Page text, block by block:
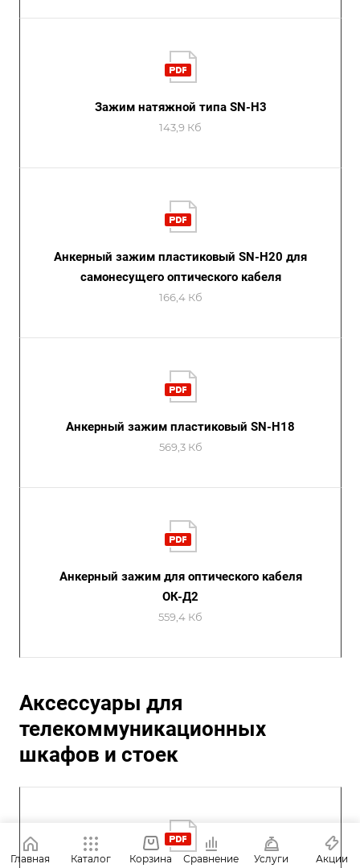
Зажим натяжной типа SN-Н3
143,9 Кб
Анкерный зажим пластиковый SN-H20 для
самонесущего оптического кабеля
166,4 Кб
Анкерный зажим пластиковый SN-H18
569,3 Кб
Анкерный зажим для оптического кабеля
ОК-Д2
559,4 Кб
Аксессуары для
телекоммуникационных
шкафов и стоек
Главная Каталог Корзина Сравнение Услуги Акции